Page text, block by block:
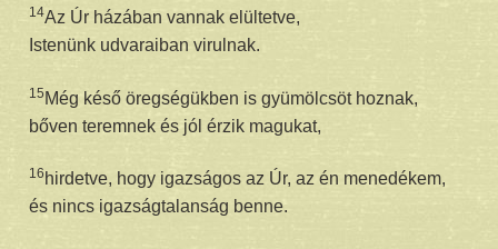
14Az Úr házában vannak elültetve,
Istenünk udvaraiban virulnak.
15 Még késő öregségükben is gyümölcsöt hoznak,
bőven teremnek és jól érzik magukat,
16 hirdetve, hogy igazságos az Úr, az én menedékem,
és nincs igazságtalanság benne.